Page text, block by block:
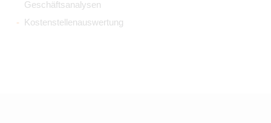
Geschäftsanalysen
Kostenstellenauswertung